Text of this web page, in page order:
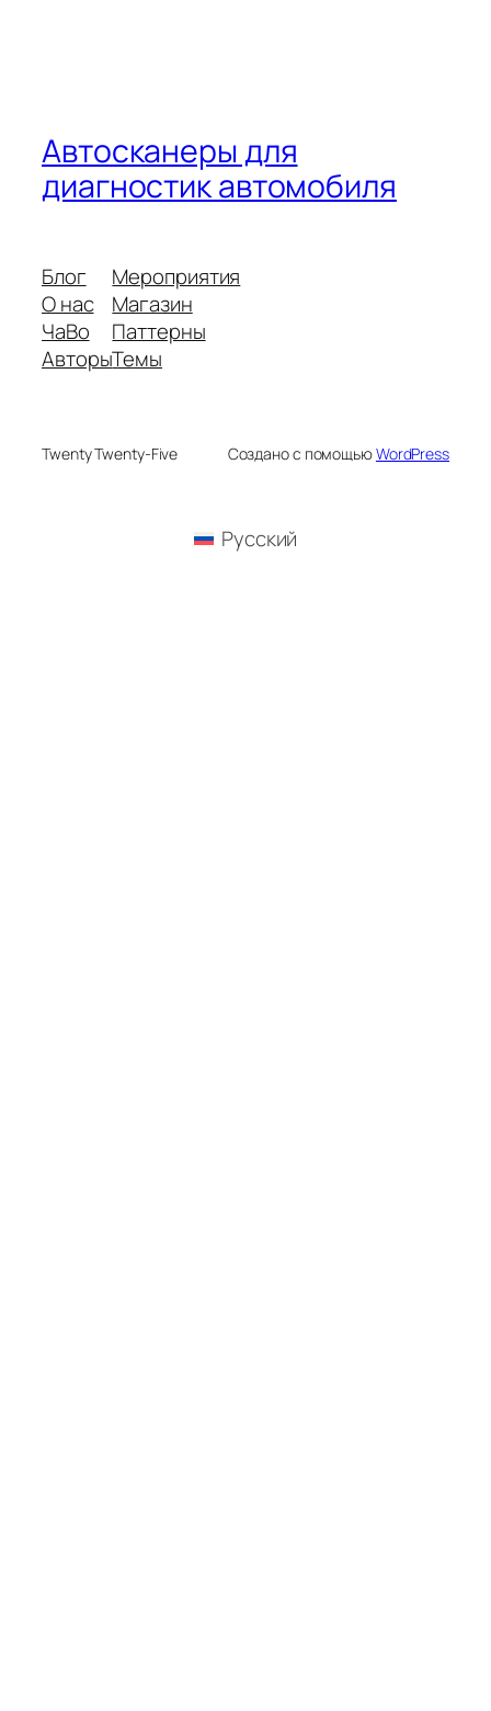
Автосканеры для
диагностик автомобиля
Блог
О нас
ЧаВо
Авторы
Мероприятия
Магазин
Паттерны
Темы
Twenty Twenty-Five Создано с помощьюWordPress
Русский